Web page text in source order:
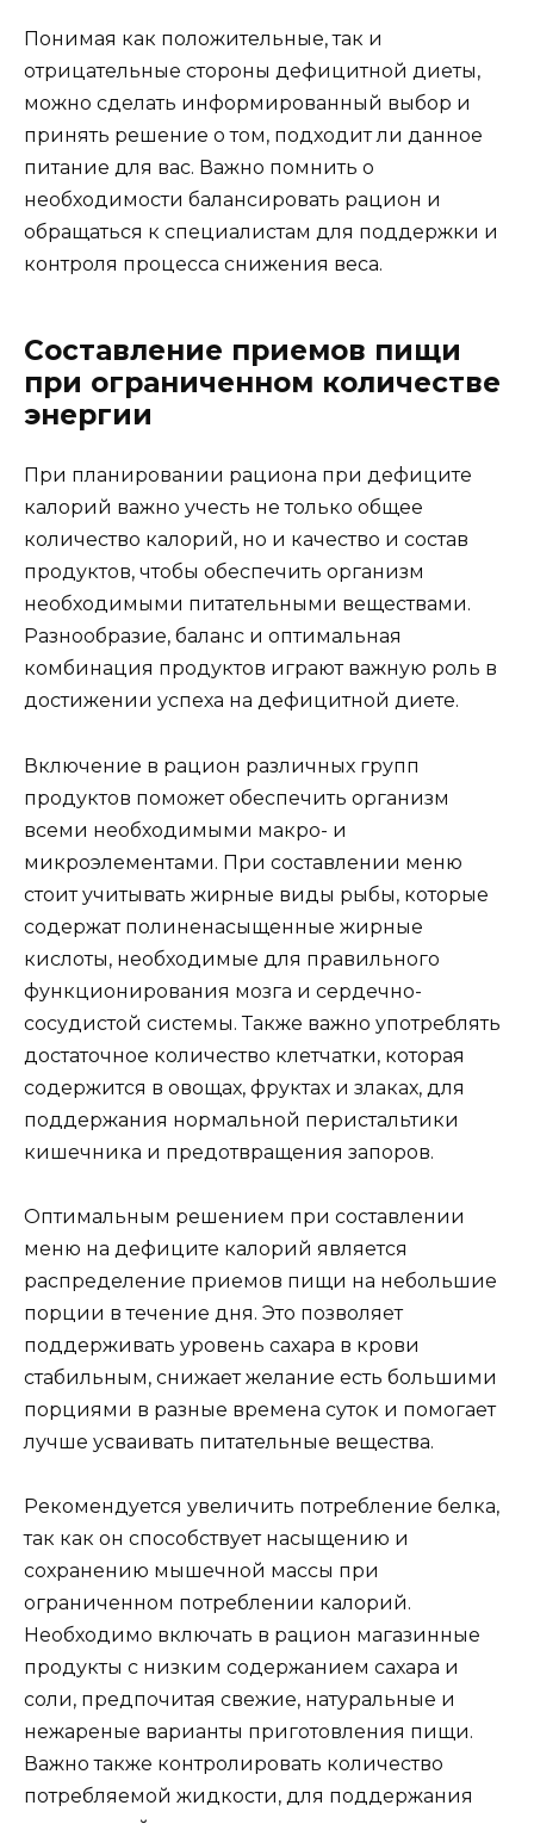
Понимая как положительные, так и
отрицательные стороны дефицитной диеты,
можно сделать информированный выбор и
принять решение о том, подходит ли данное
питание для вас. Важно помнить о
необходимости балансировать рацион и
обращаться к специалистам для поддержки и
контроля процесса снижения веса.
Составление приемов пищи
при ограниченном количестве
энергии
При планировании рациона при дефиците
калорий важно учесть не только общее
количество калорий, но и качество и состав
продуктов, чтобы обеспечить организм
необходимыми питательными веществами.
Разнообразие, баланс и оптимальная
комбинация продуктов играют важную роль в
достижении успеха на дефицитной диете.
Включение в рацион различных групп
продуктов поможет обеспечить организм
всеми необходимыми макро- и
микроэлементами. При составлении меню
стоит учитывать жирные виды рыбы, которые
содержат полиненасыщенные жирные
кислоты, необходимые для правильного
функционирования мозга и сердечно-
сосудистой системы. Также важно употреблять
достаточное количество клетчатки, которая
содержится в овощах, фруктах и злаках, для
поддержания нормальной перистальтики
кишечника и предотвращения запоров.
Оптимальным решением при составлении
меню на дефиците калорий является
распределение приемов пищи на небольшие
порции в течение дня. Это позволяет
поддерживать уровень сахара в крови
стабильным, снижает желание есть большими
порциями в разные времена суток и помогает
лучше усваивать питательные вещества.
Рекомендуется увеличить потребление белка,
так как он способствует насыщению и
сохранению мышечной массы при
ограниченном потреблении калорий.
Необходимо включать в рацион магазинные
продукты с низким содержанием сахара и
соли, предпочитая свежие, натуральные и
нежареные варианты приготовления пищи.
Важно также контролировать количество
потребляемой жидкости, для поддержания